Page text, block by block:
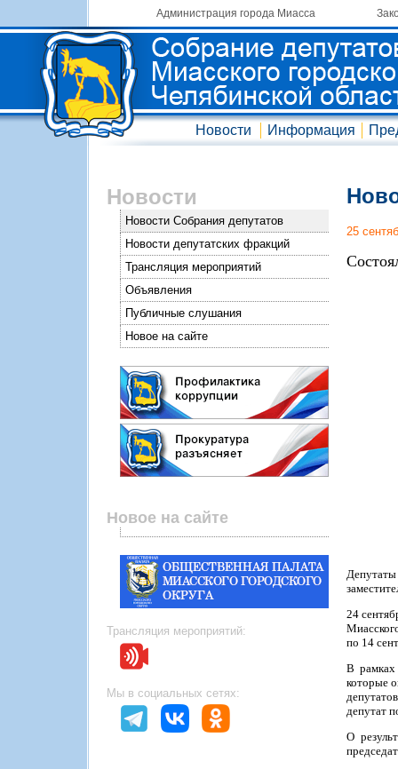
Администрация города Миасса
Новости Информация
Новости
Новости Собрания депутатов
Новости депутатских фракций
Трансляция мероприятий
Объявления
Публичные слушания
Новое на сайте
Новое на сайте
Трансляция мероприятий:
Мы в социальных сетях:
25
24
по 14
В рамках
которые
депутат
О